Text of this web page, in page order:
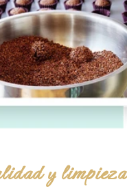
y limpieza